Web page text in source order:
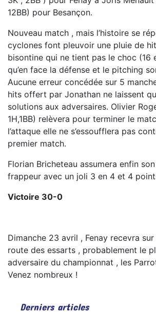
12BB) pour Besançon.
Nouveau match , mais l’histoire se
cyclones font pleuvoir une pluie de
bisontine qui ne tient pas le choc (16
qu’en face la défense et le pitching
Aucune erreur concédée sur 5
hits offert par Jonathan ne laissent
solutions aux adversaires. Olivier
1H,1BB) relèvera pour terminer le
l’attaque elle ne s’essoufflera pas
premier match.
Florian Bricheteau assumera enfin
frappeur avec un joli 3 en 4 et 4
Victoire 30-0
Dimanche 23 avril , Fenay recevra
route des essarts , probablement le
adversaire du championnat , les
Venez nombreux !
Derniers articles